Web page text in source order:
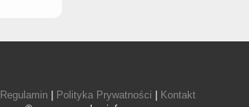
Regulamin Polityka Prywatności
Kontakt